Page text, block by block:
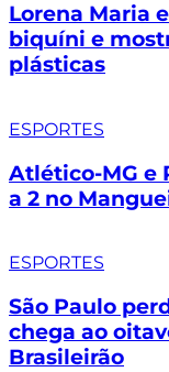
Lorena Maria
biquíni e
plásticas
ESPORTES
Atlético-MG e
a 2 no
ESPORTES
São Paulo
chega ao
Brasileirão